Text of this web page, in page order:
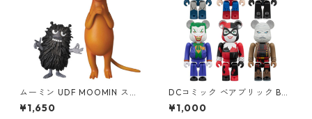
ムーミン UDF MOOMIN スニ
フ&スティンキー(2体セット)
フィギュア
¥1,650
DCコミック ベアブリック BE
@RBRICK CHASE BATMAN H
USH #1 フィギュア 単品（1
¥1,000